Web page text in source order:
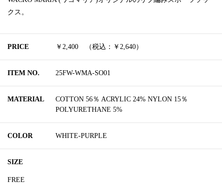
クス。
PRICE ￥2,400 （税込：￥2,640）
ITEM NO. 25FW-WMA-SO01
MATERIAL
COTTON 56％ ACRYLIC 24% NYLON 15％
POLYURETHANE 5%
COLOR WHITE-PURPLE
SIZE
FREE